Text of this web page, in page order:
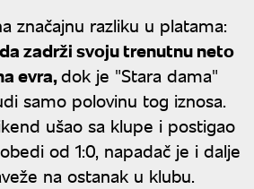
značajnu razliku u platama:
zadrži svoju trenutnu neto
evra,dok je "Stara dama"
samo polovinu tog iznosa.
ušao sa klupe i postigao
od 1:0, napadač je i dalje
na ostanak u klubu.